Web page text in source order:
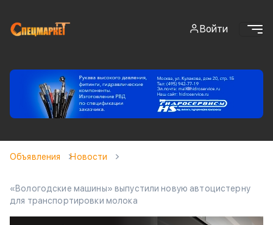
Войти
Объявления Новости
«Вологодские машины» выпустили новую автоцистерну
для транспортировки молока